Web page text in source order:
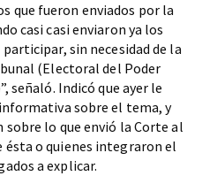
que fueron enviados por la
casi casi enviaron ya los
sin necesidad de la
(Electoral del Poder
señaló. Indicó que ayer le
sobre el tema, y
lo que envió la Corte al
ésta o quienes integraron el
a explicar.